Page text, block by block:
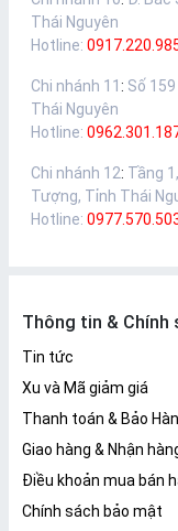
Thái Nguyên
Hotline:
Chi nhánh 11 : Số
Thái Nguyên
Hotline:
Chi nhánh 12: Tầng
Tượng, Tỉnh Thái
Hotline:
Thông tin & Chính
Tin tức
Xu và Mã giảm giá
Thanh toán & Bảo
Giao hàng & Nhận
Điều khoản mua bán
Chính sách bảo mật